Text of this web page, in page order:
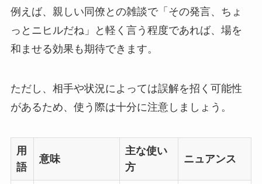
例えば、親しい同僚との雑談で「その発言、ちょ
っとニヒルだね」と軽く言う程度であれば、場を
和ませる効果も期待できます。
ただし、相手や状況によっては誤解を招く可能性
があるため、使う際は十分に注意しましょう。
用
語
意味
主な使い
方
ニュアンス